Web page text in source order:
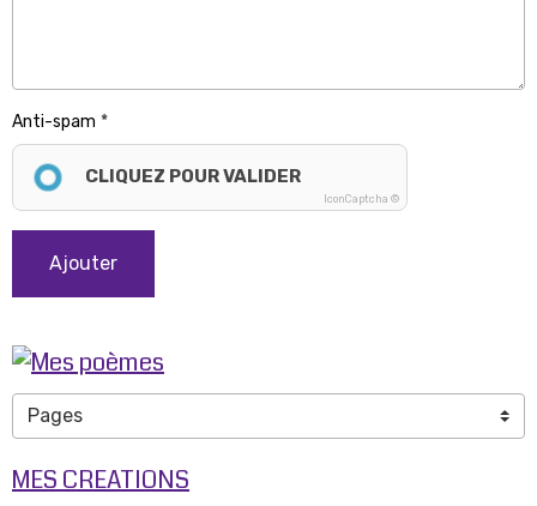
Anti-spam
CLIQUEZ POUR VALIDER
IconCaptcha ©
Ajouter
MES CREATIONS